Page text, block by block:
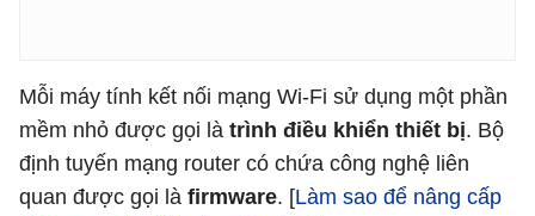
Mỗi máy tính kết nối mạng Wi-Fi sử dụng một phần
mềm nhỏ được gọi là trình điều khiển thiết bị. Bộ
định tuyến mạng router có chứa công nghệ liên
quan được gọi là firmware. [Làm sao để nâng cấp